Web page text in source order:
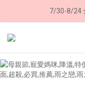
8/8 父
7/30-8/24
8/8